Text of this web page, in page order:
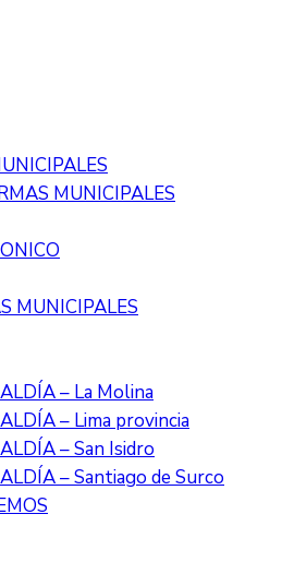
MUNICIPALES
MUNICIPALES
– La Molina
– Lima provincia
– San Isidro
– Santiago de Surco